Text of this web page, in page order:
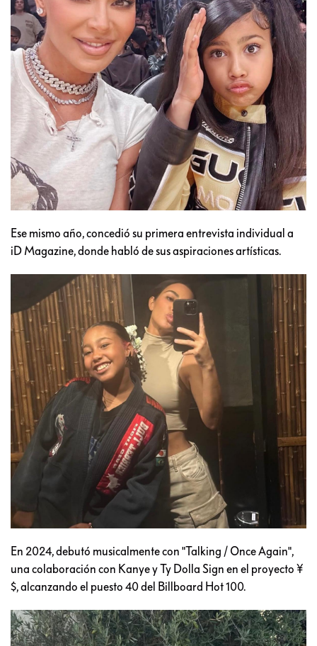
Ese mismo año, concedió su primera entrevista individual a
iD Magazine, donde habló de sus aspiraciones artísticas.
En 2024, debutó musicalmente con "Talking / Once Again",
una colaboración con Kanye y Ty Dolla Sign en el proyecto ¥
$, alcanzando el puesto 40 del Billboard Hot 100.